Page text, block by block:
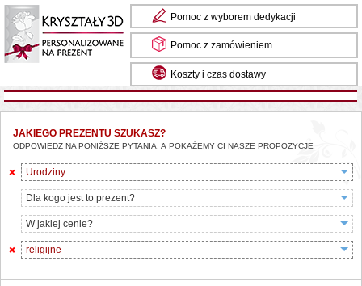
Pomoc z wyborem dedykacji
Pomoc z zamówieniem
Koszty i czas dostawy
JAKIEGO PREZENTU SZUKASZ?
ODPOWIEDZ NA PONIŻSZE PYTANIA, A POKAŻEMY CI NASZE PROPOZYCJE
Urodziny
Dla kogo jest to prezent?
W jakiej cenie?
religijne